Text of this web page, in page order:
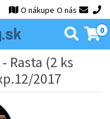
O nákupe O nás
0
Rasta (2 ks
2017